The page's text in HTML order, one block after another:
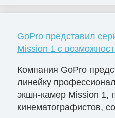
GoPro представил
Mission 1 с
Компания GoPro
линейку
экшн-камер Mission 1,
кинематографистов,